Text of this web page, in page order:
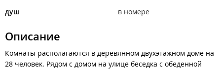
душ в номере
Описание
Комнаты располагаются в деревянном двухэтажном доме на
28 человек. Рядом с домом на улице беседка с обеденной